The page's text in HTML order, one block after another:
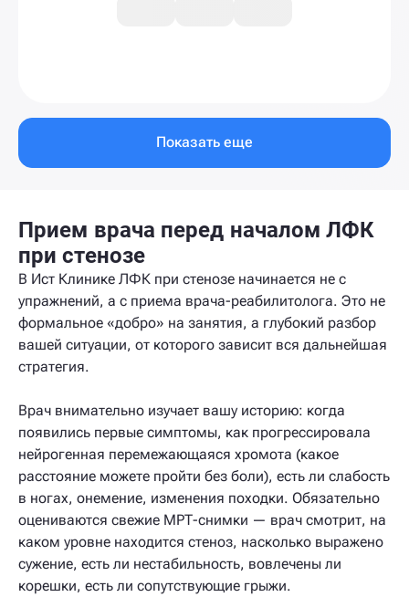
Показать еще
Прием врача перед началом ЛФК
при стенозе
В Ист Клинике ЛФК при стенозе начинается не с
упражнений, а с приема врача-реабилитолога. Это не
формальное «добро» на занятия, а глубокий разбор
вашей ситуации, от которого зависит вся дальнейшая
стратегия.
Врач внимательно изучает вашу историю: когда
появились первые симптомы, как прогрессировала
нейрогенная перемежающаяся хромота (какое
расстояние можете пройти без боли), есть ли слабость
в ногах, онемение, изменения походки. Обязательно
оцениваются свежие МРТ-снимки — врач смотрит, на
каком уровне находится стеноз, насколько выражено
сужение, есть ли нестабильность, вовлечены ли
корешки, есть ли сопутствующие грыжи.